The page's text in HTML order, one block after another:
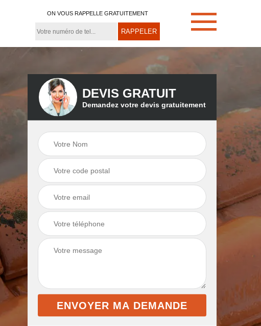
ON VOUS RAPPELLE GRATUITEMENT
Démoussage de
toiture 21
Couvreur zingueur
DEVIS GRATUIT
Demandez votre devis gratuitement